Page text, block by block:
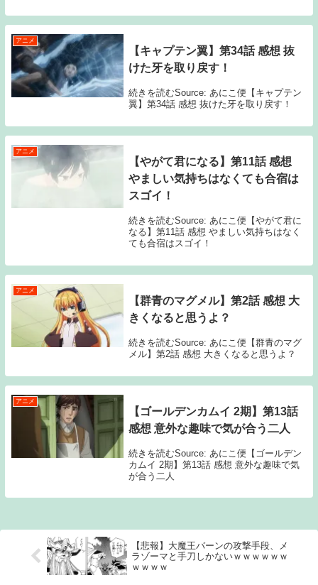
アニメ
【キャプテン翼】第34話 感想 抜
けた牙を取り戻す！
続きを読むSource: あにこ便【キャプテン
翼】第34話 感想 抜けた牙を取り戻す！
アニメ
【やがて君になる】第11話 感想
やましい気持ちはなくても合宿は
スゴイ！
続きを読むSource: あにこ便【やがて君に
なる】第11話 感想 やましい気持ちはなく
ても合宿はスゴイ！
アニメ
【群青のマグメル】第2話 感想 大
きくなると思うよ？
続きを読むSource: あにこ便【群青のマグ
メル】第2話 感想 大きくなると思うよ？
アニメ
【ゴールデンカムイ 2期】第13話
感想 意外な趣味で気が合う二人
続きを読むSource: あにこ便【ゴールデン
カムイ 2期】第13話 感想 意外な趣味で気
が合う二人
【悲報】大魔王バーンの攻撃手段、メ
ラゾーマと手刀しかないｗｗｗｗｗｗ
ｗｗｗｗ